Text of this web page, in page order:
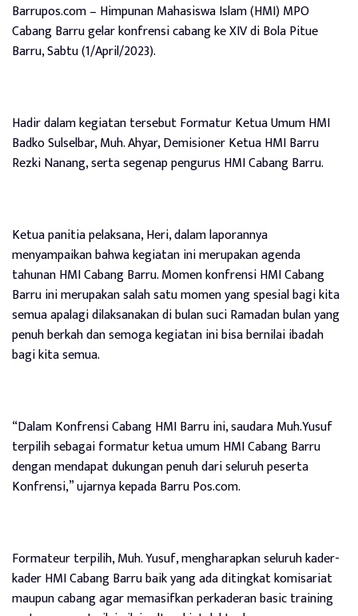
Barrupos.com – Himpunan Mahasiswa Islam (HMI) MPO
Cabang Barru gelar konfrensi cabang ke XIV di Bola Pitue
Barru, Sabtu (1/April/2023).
Hadir dalam kegiatan tersebut Formatur Ketua Umum HMI
Badko Sulselbar, Muh. Ahyar, Demisioner Ketua HMI Barru
Rezki Nanang, serta segenap pengurus HMI Cabang Barru.
Ketua panitia pelaksana, Heri, dalam laporannya
menyampaikan bahwa kegiatan ini merupakan agenda
tahunan HMI Cabang Barru. Momen konfrensi HMI Cabang
Barru ini merupakan salah satu momen yang spesial bagi kita
semua apalagi dilaksanakan di bulan suci Ramadan bulan yang
penuh berkah dan semoga kegiatan ini bisa bernilai ibadah
bagi kita semua.
“Dalam Konfrensi Cabang HMI Barru ini, saudara Muh.Yusuf
terpilih sebagai formatur ketua umum HMI Cabang Barru
dengan mendapat dukungan penuh dari seluruh peserta
Konfrensi,” ujarnya kepada Barru Pos.com.
Formateur terpilih, Muh. Yusuf, mengharapkan seluruh kader-
kader HMI Cabang Barru baik yang ada ditingkat komisariat
maupun cabang agar memasifkan perkaderan basic training